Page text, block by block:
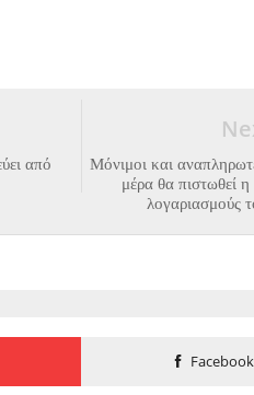
Μόνιμοι και
μέρα θα πιστωθεί
λογαριασμούς
από